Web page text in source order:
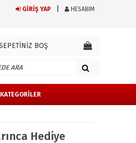
GİRİŞ YAP HESABIM
BOŞ
Hediye